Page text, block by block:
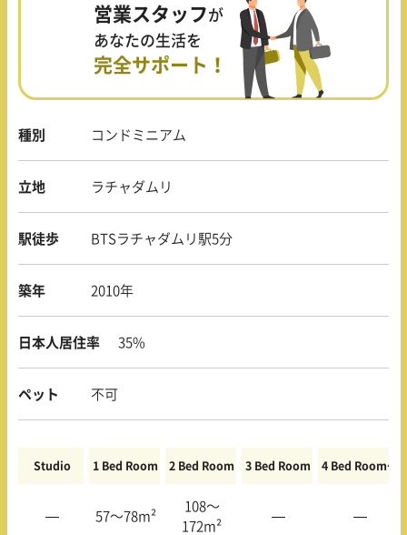
種別 コンドミニアム
立地 ラチャダムリ
駅徒歩 BTSラチャダムリ駅5分
築年 2010年
日本人居住率 35%
ペット 不可
営業スタッフが
あなたの生活を
完全サポート！
Studio 1 Bed Room 2 Bed Room 3 Bed Room 4 Bed Room〜
— 57〜78m²
108〜
172m²
— —